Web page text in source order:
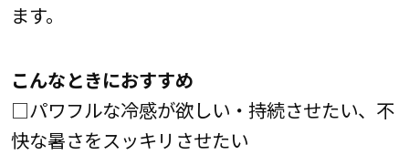
ます。
こんなときにおすすめ
□パワフルな冷感が欲しい・持続させたい、不
快な暑さをスッキリさせたい